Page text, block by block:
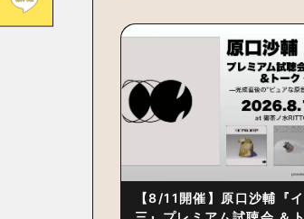
【8/11開催】原口沙輔『イ